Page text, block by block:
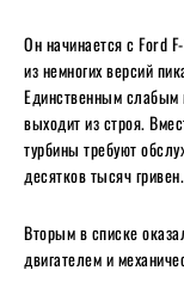
Он начинается с Ford
из немногих версий
Единственным слабым
выходит из строя.
турбины требуют
десятков тысяч гривен.
Вторым в списке
двигателем и